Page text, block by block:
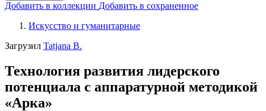
Добавить в коллекции Добавить в сохраненное
Искусство и гуманитарные
Загрузил Tatjana B.
Технология развития лидерского
потенциала с аппаратурной методикой
«Арка»